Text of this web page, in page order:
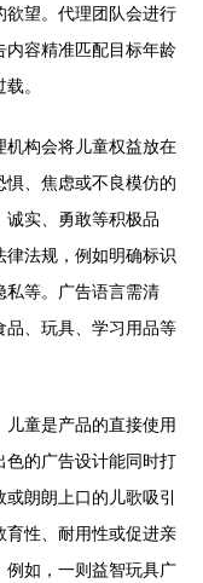
欲望。代理团队会进行
内容精准匹配目标年龄
。
机构会将儿童权益放在
、焦虑或不良模仿的
实、勇敢等积极品
律法规，例如明确标识
私等。广告语言需清
品、玩具、学习用品等
童是产品的直接使用
色的广告设计能同时打
朗朗上口的儿歌吸引
育性、耐用性或促进亲
例如，一则益智玩具广